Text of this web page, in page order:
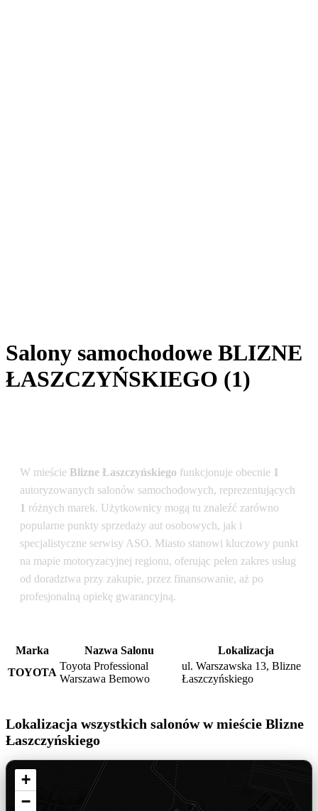
Salony samochodowe BLIZNE
ŁASZCZYŃSKIEGO (1)
W mieście Blizne Łaszczyńskiego funkcjonuje obecnie 1
autoryzowanych salonów samochodowych, reprezentujących
1 różnych marek. Użytkownicy mogą tu znaleźć zarówno
popularne punkty sprzedaży aut osobowych, jak i
specjalistyczne serwisy ASO. Miasto stanowi kluczowy punkt
na mapie motoryzacyjnej regionu, oferując pełen zakres usług
od doradztwa przy zakupie, przez finansowanie, aż po
profesjonalną opiekę gwarancyjną.
Marka Nazwa Salonu
Lokalizacja
TOYOTA
Toyota Professional
Warszawa Bemowo
ul. Warszawska 13, Blizne
Łaszczyńskiego
Lokalizacja wszystkich salonów w mieście Blizne
Łaszczyńskiego
+
−